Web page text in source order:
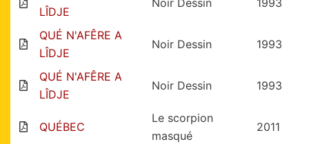
LÎDJE
Noir Dessin 1993
QUÉ N'AFÊRE A
LÎDJE
Noir Dessin 1993
QUÉ N'AFÊRE A
LÎDJE
Noir Dessin 1993
QUÉBEC
Le scorpion
masqué
2011